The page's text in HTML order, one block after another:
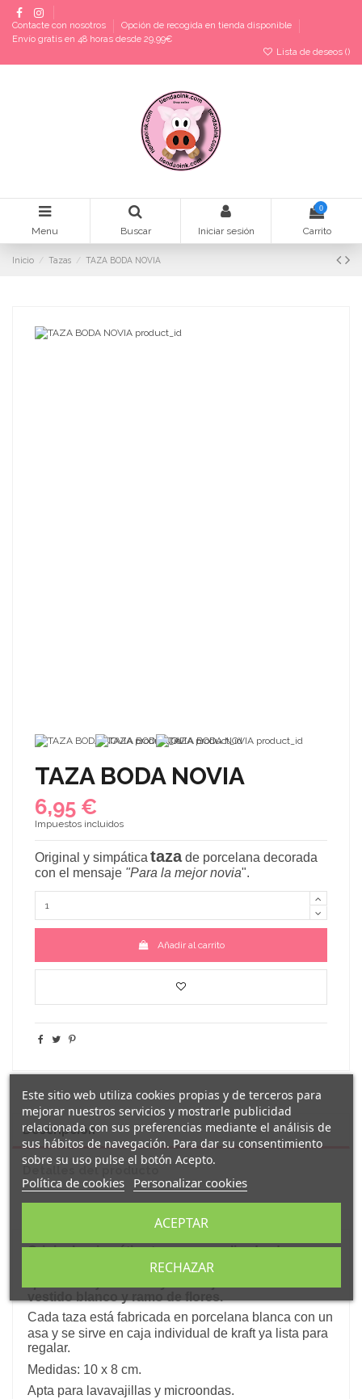
Contacte con nosotros
Opción de recogida en tienda disponible
Envío gratis en 48 horas desde 29,99€
Lista de deseos ()
Menu Buscar Iniciar sesión
0
Carrito
Inicio Tazas TAZA BODA NOVIA
TAZA BODA NOVIA
6,95 €
Impuestos incluidos
Original y simpática tazade porcelana decorada
con el mensaje "Para la mejor novia".
Añadir al carrito
Descripción
Detalles del producto
Original y simpática taza personalizadade
porcelana decorada con el mensaje:
Cada taza está fabricada en porcelana blanca con un
asa y se sirve en caja individual de kraft ya lista para
regalar.
Medidas: 10 x 8 cm.
Apta para lavavajillas y microondas.
Este sitio web utiliza cookies propias y de terceros para
mejorar nuestros servicios y mostrarle publicidad
relacionada con sus preferencias mediante el análisis de
sus hábitos de navegación. Para dar su consentimiento
sobre su uso pulse el botón Acepto.
Política de cookies Personalizar cookies
RECHAZAR
ACEPTAR